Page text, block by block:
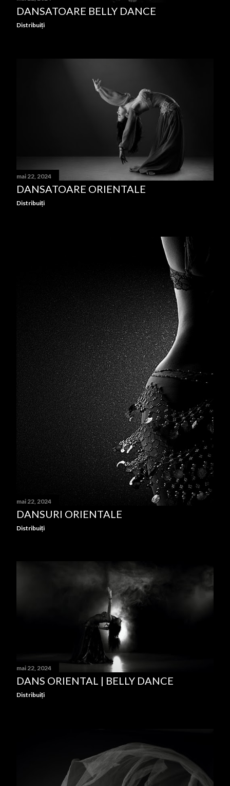
DANSATOARE BELLY DANCE
Distribuiți
mai 22, 2024
DANSATOARE ORIENTALE
Distribuiți
mai 22, 2024
DANSURI ORIENTALE
Distribuiți
mai 22, 2024
DANS ORIENTAL | BELLY DANCE
Distribuiți